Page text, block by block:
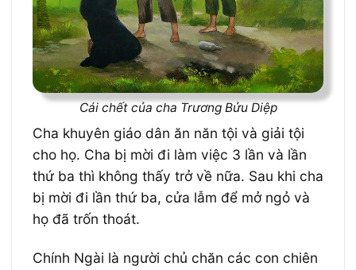
Cái chết của cha Trương Bửu Diệp
Cha khuyên giáo dân ăn năn tội và giải tội
cho họ. Cha bị mời đi làm việc 3 lần và lần
thứ ba thì không thấy trở về nữa. Sau khi cha
bị mời đi lần thứ ba, cửa lẫm để mở ngỏ và
họ đã trốn thoát.
Chính Ngài là người chủ chăn các con chiên